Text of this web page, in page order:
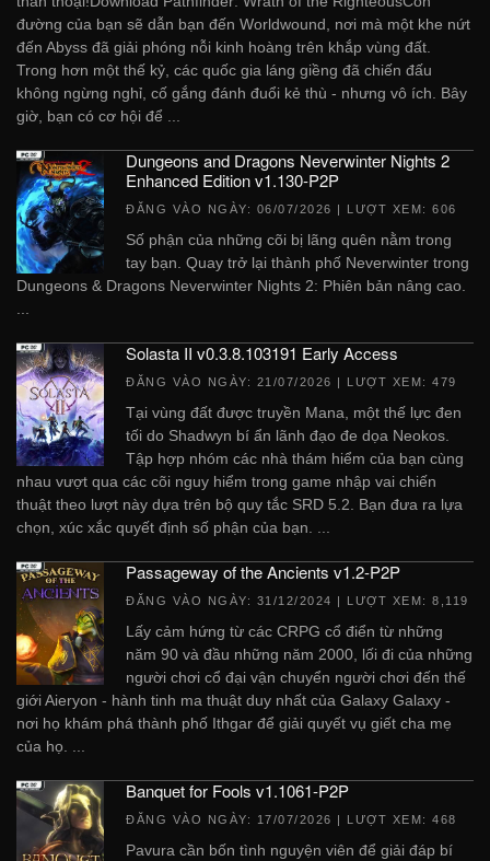
đường của bạn sẽ dẫn bạn đến Worldwound, nơi mà một khe nứt
đến Abyss đã giải phóng nỗi kinh hoàng trên khắp vùng đất.
Trong hơn một thế kỷ, các quốc gia láng giềng đã chiến đấu
không ngừng nghỉ, cố gắng đánh đuổi kẻ thù - nhưng vô ích. Bây
giờ, bạn có cơ hội để ...
Dungeons and Dragons Neverwinter Nights 2
Enhanced Edition v1.130-P2P
ĐĂNG VÀO NGÀY: 06/07/2026 | LƯỢT XEM: 606
Số phận của những cõi bị lãng quên nằm trong
tay bạn. Quay trở lại thành phố Neverwinter trong
Dungeons & Dragons Neverwinter Nights 2: Phiên bản nâng cao.
Solasta II v0.3.8.103191 Early Access
ĐĂNG VÀO NGÀY: 21/07/2026 | LƯỢT XEM: 479
Tại vùng đất được truyền Mana, một thế lực đen
tối do Shadwyn bí ẩn lãnh đạo đe dọa Neokos.
Tập hợp nhóm các nhà thám hiểm của bạn cùng
nhau vượt qua các cõi nguy hiểm trong game nhập vai chiến
thuật theo lượt này dựa trên bộ quy tắc SRD 5.2. Bạn đưa ra lựa
chọn, xúc xắc quyết định số phận của bạn. ...
Passageway of the Ancients v1.2-P2P
ĐĂNG VÀO NGÀY: 31/12/2024 | LƯỢT XEM: 8,119
Lấy cảm hứng từ các CRPG cổ điển từ những
năm 90 và đầu những năm 2000, lối đi của những
người chơi cổ đại vận chuyển người chơi đến thế
giới Aieryon - hành tinh ma thuật duy nhất của Galaxy Galaxy -
nơi họ khám phá thành phố Ithgar để giải quyết vụ giết cha mẹ
của họ. ...
Banquet for Fools v1.1061-P2P
ĐĂNG VÀO NGÀY: 17/07/2026 | LƯỢT XEM: 468
Pavura cần bốn tình nguyện viên để giải đáp bí